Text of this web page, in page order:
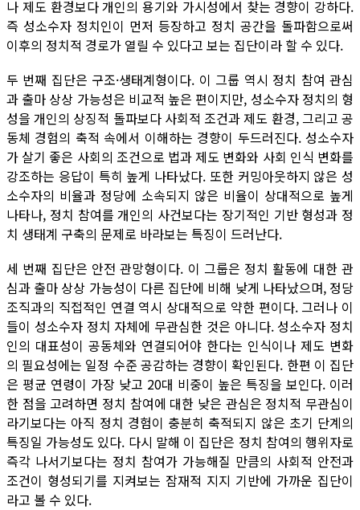
나 제도 환경보다 개인의 용기와 가시성에서 찾는 경향이 강하다.
즉 성소수자 정치인이 먼저 등장하고 정치 공간을 돌파함으로써
이후의 정치적 경로가 열릴 수 있다고 보는 집단이라 할 수 있다.
두 번째 집단은 구조·생태계형이다. 이 그룹 역시 정치 참여 관심
과 출마 상상 가능성은 비교적 높은 편이지만, 성소수자 정치의 형
성을 개인의 상징적 돌파보다 사회적 조건과 제도 환경, 그리고 공
동체 경험의 축적 속에서 이해하는 경향이 두드러진다. 성소수자
가 살기 좋은 사회의 조건으로 법과 제도 변화와 사회 인식 변화를
강조하는 응답이 특히 높게 나타났다. 또한 커밍아웃하지 않은 성
소수자의 비율과 정당에 소속되지 않은 비율이 상대적으로 높게
나타나, 정치 참여를 개인의 사건보다는 장기적인 기반 형성과 정
치 생태계 구축의 문제로 바라보는 특징이 드러난다.
세 번째 집단은 안전 관망형이다. 이 그룹은 정치 활동에 대한 관
심과 출마 상상 가능성이 다른 집단에 비해 낮게 나타났으며, 정당
조직과의 직접적인 연결 역시 상대적으로 약한 편이다. 그러나 이
들이 성소수자 정치 자체에 무관심한 것은 아니다. 성소수자 정치
인의 대표성이 공동체와 연결되어야 한다는 인식이나 제도 변화
의 필요성에는 일정 수준 공감하는 경향이 확인된다. 한편 이 집단
은 평균 연령이 가장 낮고 20대 비중이 높은 특징을 보인다. 이러
한 점을 고려하면 정치 참여에 대한 낮은 관심은 정치적 무관심이
라기보다는 아직 정치 경험이 충분히 축적되지 않은 초기 단계의
특징일 가능성도 있다. 다시 말해 이 집단은 정치 참여의 행위자로
즉각 나서기보다는 정치 참여가 가능해질 만큼의 사회적 안전과
조건이 형성되기를 지켜보는 잠재적 지지 기반에 가까운 집단이
라고 볼 수 있다.